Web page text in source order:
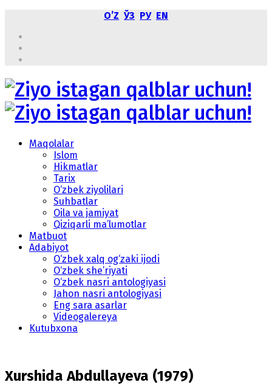
OʼZ ЎЗ РУ EN
Maqolalar
Islom
Hikmatlar
Tarix
O‘zbek ziyolilari
Suhbatlar
Oila va jamiyat
Qiziqarli ma’lumotlar
Matbuot
Adabiyot
O‘zbek xalq og‘zaki ijodi
O‘zbek she’riyati
O‘zbek nasri antologiyasi
Jahon nasri antologiyasi
Eng sara asarlar
Videogalereya
Kutubxona
Xurshida Abdullayeva (1979)